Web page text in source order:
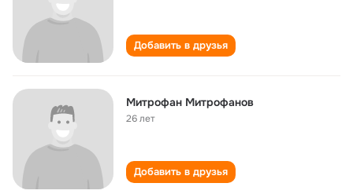
Добавить в друзья
Митрофан Митрофанов
26 лет
Добавить в друзья